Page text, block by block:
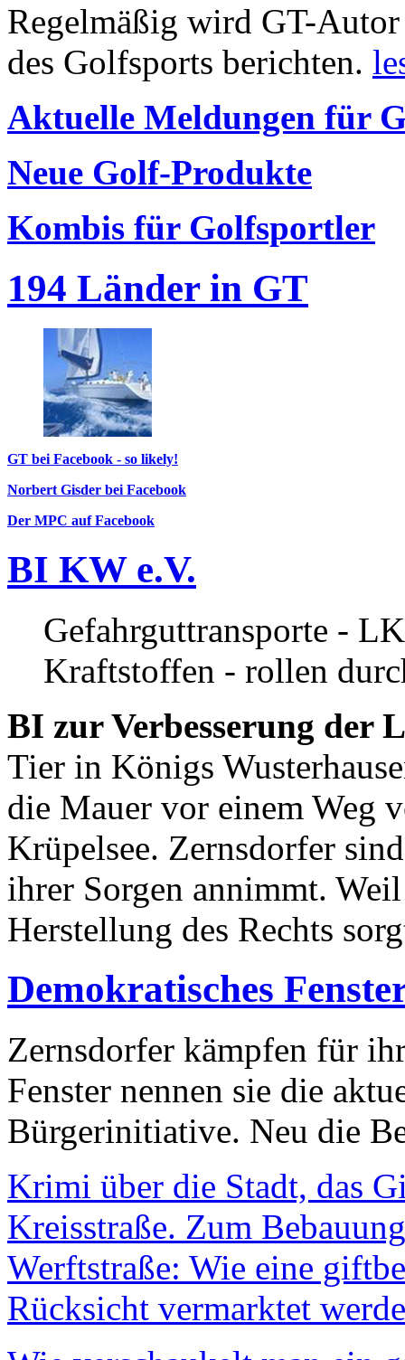
Regelmäßig wird GT-
des Golfsports berichten.
Aktuelle Meldungen für
Neue Golf-Produkte
Kombis für Golfsportler
194 Länder in GT
GT bei Facebook - so likely!
Norbert Gisder bei Facebook
Der MPC auf Facebook
BI KW e.V.
Gefahrguttransporte -
Kraftstoffen - rollen
BI zur Verbesserung der
Tier in Königs
die Mauer vor einem Weg
Krüpelsee. Zernsdorfer
ihrer Sorgen annimmt.
Herstellung des Rechts
Demokratisches
Zernsdorfer kämpfen für
Fenster nennen sie die
Bürgerinitiative. Neu die
Krimi über die Stadt, das
Kreisstraße. Zum
Werftstraße: Wie eine
Rücksicht vermarktet